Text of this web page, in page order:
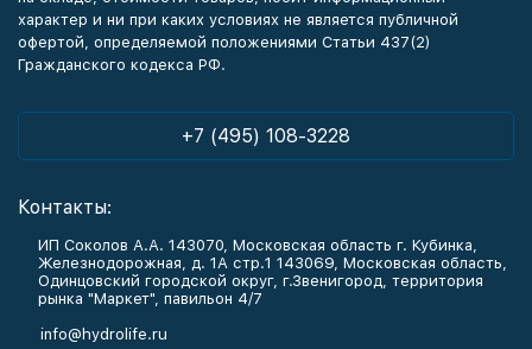
характер и ни при каких условиях не является публичной
офертой, определяемой положениями Статьи 437(2)
Гражданского кодекса РФ.
+7 (495) 108-3228
Контакты:
ИП Соколов А.А. 143070, Московская область г. Кубинка,
Железнодорожная, д. 1А стр.1 143069, Московская область,
Одинцовский городской округ, г.Звенигород, территория
рынка "Маркет", павильон 4/7
info@hydrolife.ru